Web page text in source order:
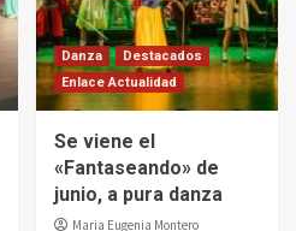
Danza
Destacados
Enlace Actualidad
Se viene el
«Fantaseando» de
junio, a pura danza
Maria Eugenia Montero